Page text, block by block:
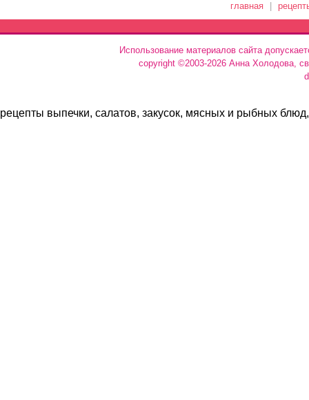
главная
Использование материалов сайта
copyright ©2003-2026 Анна Холодова,
рецепты выпечки, салатов, закусок, мясных и рыбных